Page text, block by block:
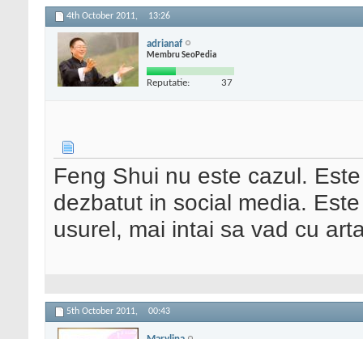
4th October 2011, 13:26
adrianaf
Membru SeoPedia
Reputatie: 37
Feng Shui nu este cazul.
dezbatut in social media.
usurel, mai intai sa vad cu
5th October 2011, 00:43